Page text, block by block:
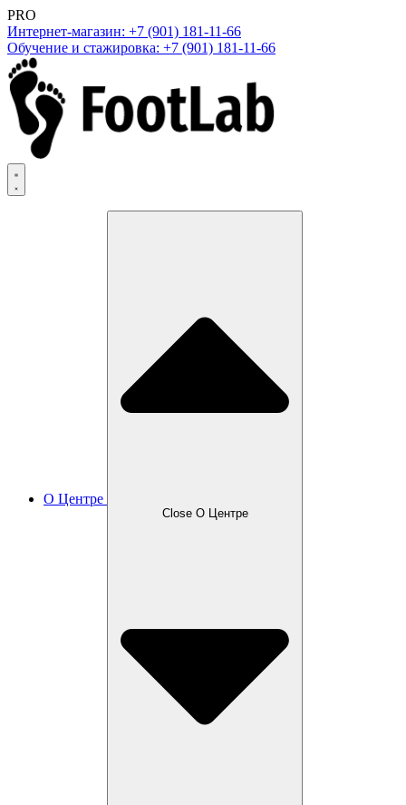
PRO
Интернет-магазин: +7 (901) 181-11-66
Обучение и стажировка: +7 (901) 181-11-66
О Центре
Close О Центре